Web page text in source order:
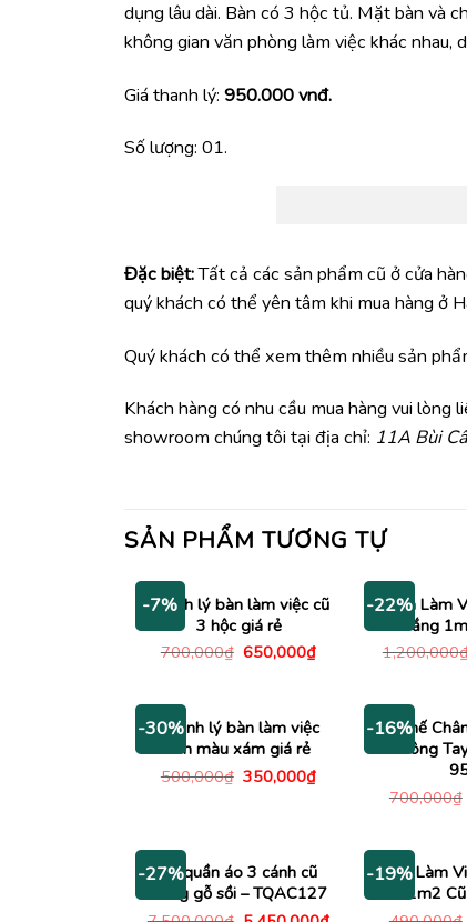
dụng lâu dài. Bàn có 3 hộc tủ. Mặt bàn và
không gian văn phòng làm việc khác nhau,
Giá thanh lý: 950.000 vnđ.
Số lượng: 01.
Đặc biệt:Tất cả các sản phẩm cũ ở cửa
quý khách có thể yên tâm khi mua hàng ở
Quý khách có thể xem thêm nhiều sản
Khách hàng có nhu cầu mua hàng vui lòng
showroom chúng tôi tại địa chỉ: 11A Bùi
SẢN PHẨM TƯƠNG TỰ
-7%
Thanh lý bàn làm việc cũ
3 hộc giá rẻ
700,000₫ Giá
650,000₫Giá
650,000₫.
-22%
Bàn Làm
Trắng
1,200,000
-30%
Thanh lý bàn làm việc
1m màu xám giá rẻ
500,000₫ Giá
350,000₫Giá
-16%Ghế
Không
700,000₫
-27%Tủ quần áo 3 cánh cũ
bằng gỗ sồi – TQAC127
-19%
Bàn Làm
1m2